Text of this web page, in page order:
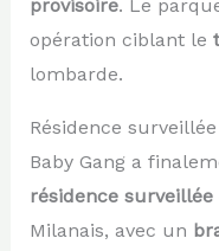
provisoire. Le
opération ciblant le
lombarde.
Résidence
Baby Gang a
résidence surveillée
Milanais, avec un